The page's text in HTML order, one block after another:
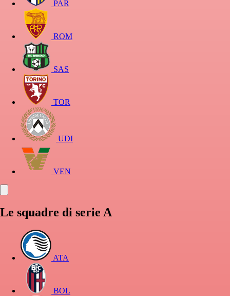
PAR
ROM
SAS
TOR
UDI
VEN
Le squadre di serie A
ATA
BOL